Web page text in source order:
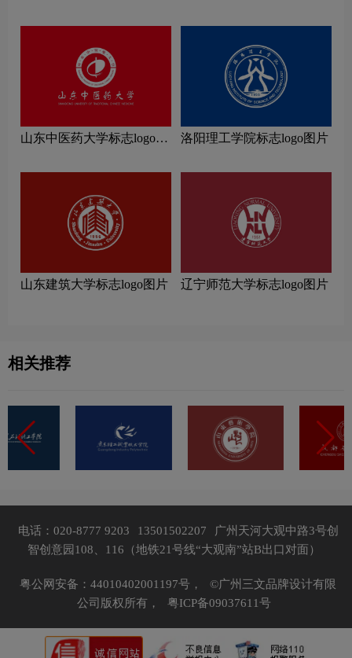
山东中医药大学标志logo图
洛阳理工学院标志logo图片
山东建筑大学标志logo图片 辽宁师范大学标志logo图片
相关推荐
电话：020-8777 9203 13501502207
广州天河大观中路3号创
智创意园108、116（地铁21号线“大观南”站B出口对面）
粤公网安备：44010402001197号，
©广州三文品牌设计有限
公司版权所有，
粤ICP备09037611号